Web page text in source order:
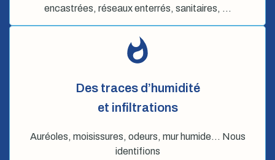
encastrées, réseaux enterrés, sanitaires, …
Des traces d’humidité
et infiltrations
Auréoles, moisissures, odeurs, mur humide… Nous
identifions